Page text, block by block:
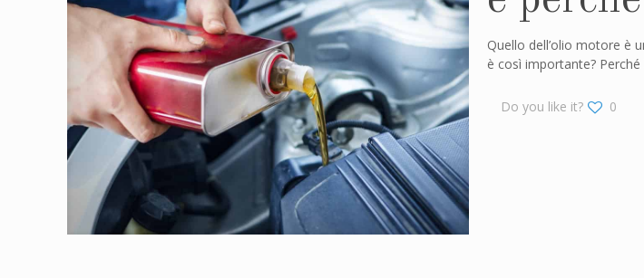
Quello dell’olio motore è
è così importante? Perché
Do you like it? 0